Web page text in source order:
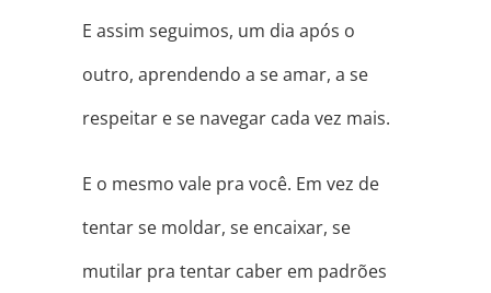
E assim seguimos, um dia após o
outro, aprendendo a se amar, a se
respeitar e se navegar cada vez mais.
E o mesmo vale pra você. Em vez de
tentar se moldar, se encaixar, se
mutilar pra tentar caber em padrões